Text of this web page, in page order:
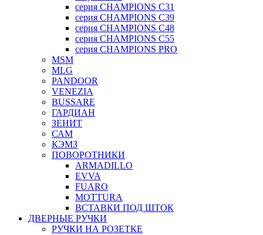
серия CHAMPIONS C31
серия CHAMPIONS C39
серия CHAMPIONS C48
серия CHAMPIONS C55
серия CHAMPIONS PRO
MSM
MLG
PANDOOR
VENEZIA
BUSSARE
ГАРДИАН
ЗЕНИТ
САМ
КЭМЗ
ПОВОРОТНИКИ
ARMADILLO
EVVA
FUARO
MOTTURA
ВСТАВКИ ПОД ШТОК
ДВЕРНЫЕ РУЧКИ
РУЧКИ НА РОЗЕТКЕ